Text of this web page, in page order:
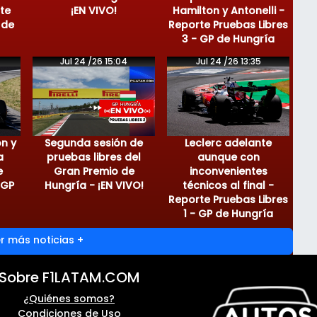
¡EN VIVO!
Hamilton y Antonelli -
Reporte Pruebas Libres
3 - GP de Hungría
y
Jul 24 /26 15:04
Segunda sesión de
pruebas libres del
Gran Premio de
Hungría - ¡EN VIVO!
Jul 24 /26 13:35
Leclerc adelante
aunque con
inconvenientes
técnicos al final -
Reporte Pruebas Libres
1 - GP de Hungría
más noticias +
F1LATAM.COM
¿Quiénes somos?
Condiciones de Uso